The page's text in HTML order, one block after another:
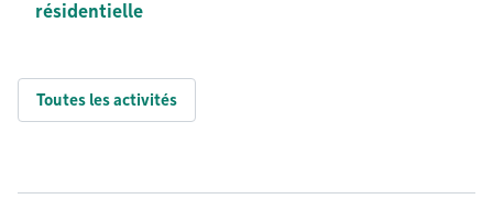
résidentielle
Toutes les activités